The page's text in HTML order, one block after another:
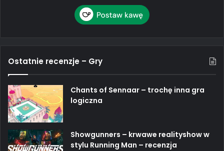
Ostatnie recenzje – Gry
Chants of Sennaar – trochę inna gra
logiczna
Showgunners – krwawe realityshow w
stylu Running Man – recenzja